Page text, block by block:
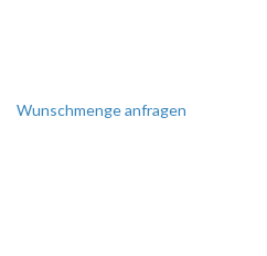
Wunschmenge anfragen